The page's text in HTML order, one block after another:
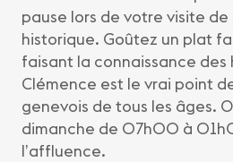
pause lors de votre visite de
historique. Goûtez un plat
faisant la connaissance des
Clémence est le vrai point
genevois de tous les âges.
dimanche de 07h00 à
l’affluence.